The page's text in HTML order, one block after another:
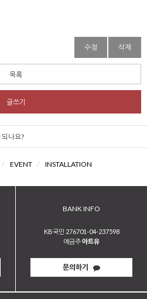
수정 삭제
목록
글쓰기
되나요?
/ EVENT / INSTALLATION
BANK INFO
KB국민 276701-04-237598
예금주아트유
문의하기